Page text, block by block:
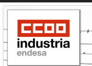
Pasar
contenido
principal